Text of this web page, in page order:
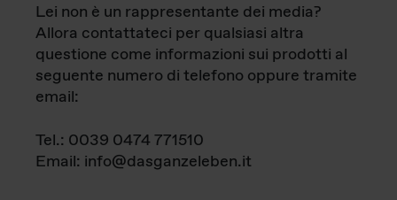
Lei non è un rappresentante dei media?
Allora contattateci per qualsiasi altra
questione come informazioni sui prodotti al
seguente numero di telefono oppure tramite
email:
Tel.: 0039 0474 771510
Email: info@dasganzeleben.it